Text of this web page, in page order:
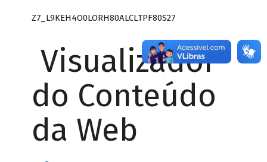
Z7_L9KEH4O0LORH80ALCLTPF80S27
Visualizador
do Conteúdo
da Web